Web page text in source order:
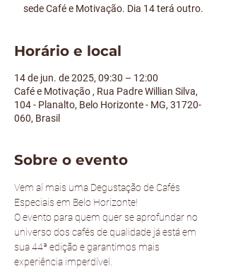
sede Café e Motivação. Dia 14 terá outro.
Horário e local
14 de jun. de 2025, 09:30 – 12:00
Café e Motivação , Rua Padre Willian Silva,
104 - Planalto, Belo Horizonte - MG, 31720-
060, Brasil
Sobre o evento
Vem aí mais uma Degustação de Cafés
Especiais em Belo Horizonte!
O evento para quem quer se aprofundar no
universo dos cafés de qualidade já está em
sua 44ª edição e garantimos mais
experiência imperdível.